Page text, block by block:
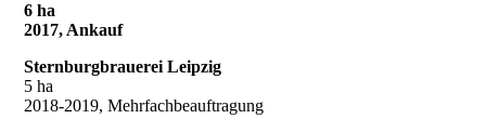
6 ha
2017, Ankauf
Sternburgbrauerei Leipzig
5 ha
2018-2019, Mehrfachbeauftragung